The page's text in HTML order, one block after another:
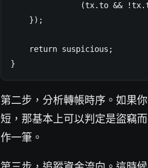
(tx.to &&
    });
    return suspicious;
}
第二步，分析轉帳時序。如果
短，那基本上可以判定是盜竊
作一筆。